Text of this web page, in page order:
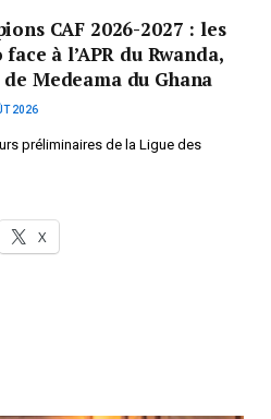
CAF 2026-2027 : les
à l’APR du Rwanda,
Medeama du Ghana
2026
préliminaires de la Ligue des
X